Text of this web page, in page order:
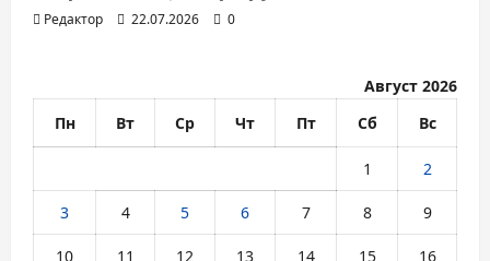
Редактор 22.07.2026 0
Август 2026
Пн
Вт Ср Чт Пт Сб Вс
1 2
3 4 5 6 7 8 9
10 11 12 13 14 15 16